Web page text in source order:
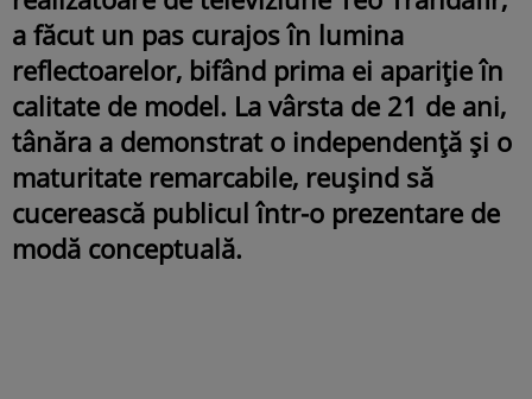
a făcut un pas curajos în lumina
reflectoarelor, bifând prima ei apariție în
calitate de model. La vârsta de 21 de ani,
tânăra a demonstrat o independență și o
maturitate remarcabile, reușind să
cucerească publicul într-o prezentare de
modă conceptuală.